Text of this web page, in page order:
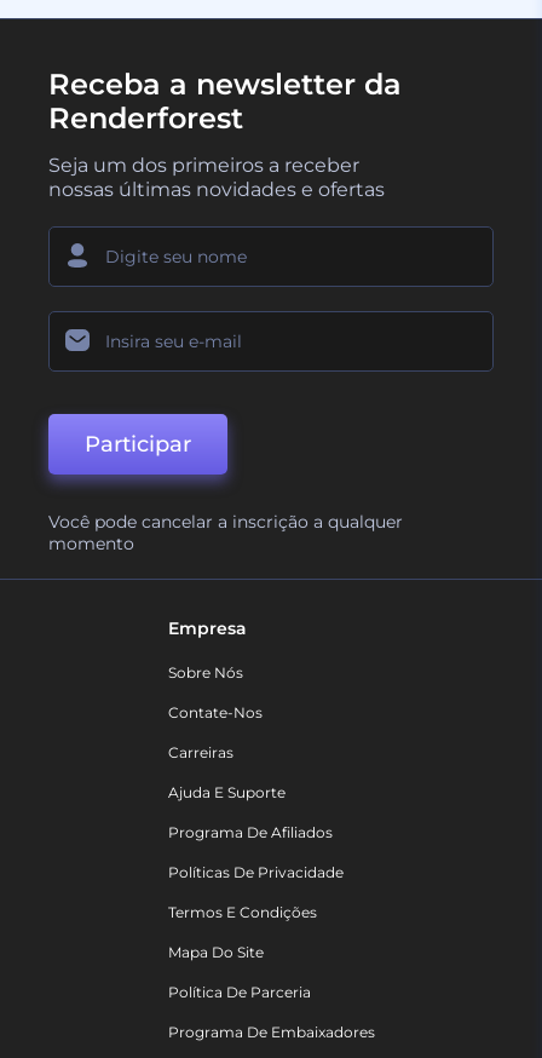
Receba a newsletter da
Renderforest
Seja um dos primeiros a receber
nossas últimas novidades e ofertas
Participar
Você pode cancelar a inscrição a qualquer
momento
Empresa
Sobre Nós
Contate-Nos
Carreiras
Ajuda E Suporte
Programa De Afiliados
Políticas De Privacidade
Termos E Condições
Mapa Do Site
Política De Parceria
Programa De Embaixadores